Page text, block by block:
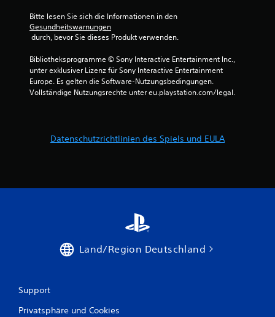
Bitte lesen Sie sich die Informationen in den
Gesundheitswarnungen
durch, bevor Sie dieses Produkt verwenden.
Bibliotheksprogramme © Sony Interactive Entertainment Inc.,
unter exklusiver Lizenz für Sony Interactive Entertainment
Europe. Es gelten die Software-Nutzungsbedingungen.
Vollständige Nutzungsrechte unter eu.playstation.com/legal.
Datenschutzrichtlinien des Spiels und EULA
Land/Region Deutschland
Support
Privatsphäre und Cookies